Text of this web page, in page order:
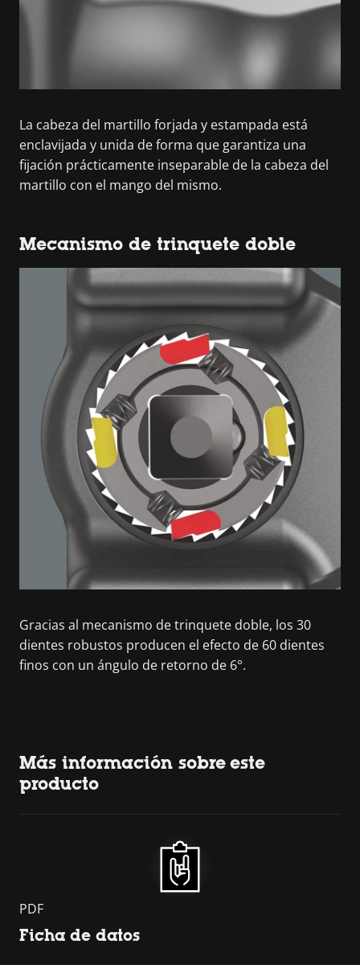
La cabeza del martillo forjada y estampada está
enclavijada y unida de forma que garantiza una
fijación prácticamente inseparable de la cabeza del
martillo con el mango del mismo.
Mecanismo de trinquete doble
Gracias al mecanismo de trinquete doble, los 30
dientes robustos producen el efecto de 60 dientes
finos con un ángulo de retorno de 6°.
Más información sobre este
producto
PDF
Ficha de datos